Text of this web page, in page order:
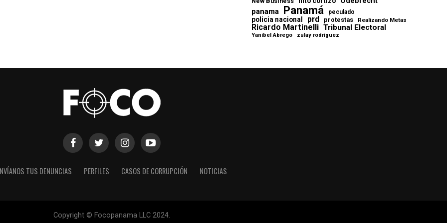
panama Panamá peculado
policia nacional prd protestas Realizando Metas
Ricardo Martinelli Tribunal Electoral
Yanibel Abrego zulay rodriguez
TUS DENUNCIAS PERFILES CASOS DE CORRUPCIÓN NOTICIAS
Copyright © Focopanama LLC 2024.